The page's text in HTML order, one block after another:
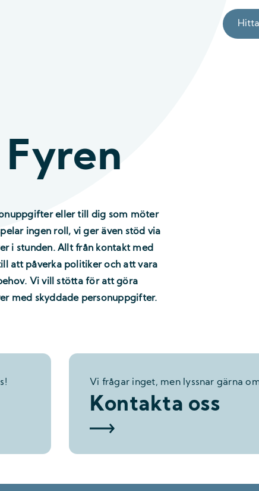
eller till dig som möter
ingen roll, vi ger även stöd via
i stunden. Allt från kontakt med
att påverka politiker och att vara
Vi vill stötta för att göra
med skyddade personuppgifter.
Vi frågar inget, men lyssnar gärna
Kontakta oss